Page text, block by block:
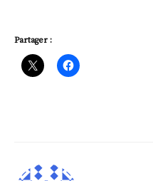
Partager :